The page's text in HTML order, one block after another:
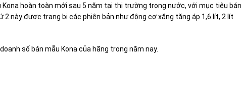
hoàn toàn mới sau 5 năm tại thị trường trong nước, với mục tiêu bán
này được trang bị các phiên bản như động cơ xăng tăng áp 1,6 lít, 2 lít
số bán mẫu Kona của hãng trong năm nay.